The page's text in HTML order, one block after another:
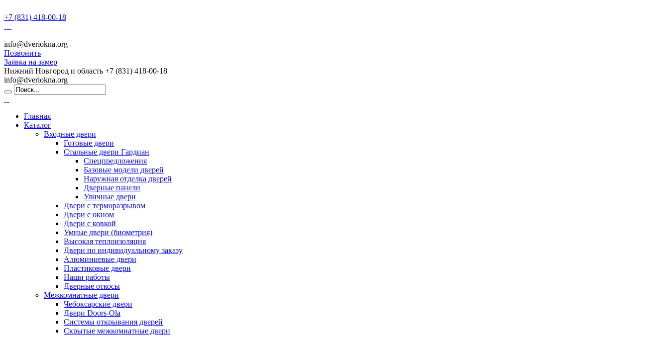
+7 (831) 418-00-18
info@dveriokna.org
Позвонить
Заявка на замер
Нижний Новгород и область +7 (831) 418-00-18
info@dveriokna.org
Главная
Каталог
Входные двери
Готовые двери
Стальные двери Гардиан
Спецпредложения
Базовые модели дверей
Наружная отделка дверей
Дверные панели
Уличные двери
Двери с терморазрывом
Двери с окном
Двери с ковкой
Умные двери (биометрия)
Высокая теплоизоляция
Двери по индивидуальному заказу
Алюминиевые двери
Пластиковые двери
Наши работы
Дверные откосы
Межкомнатные двери
Чебоксарские двери
Двери Doors-Ola
Системы открывания дверей
Скрытые межкомнатные двери